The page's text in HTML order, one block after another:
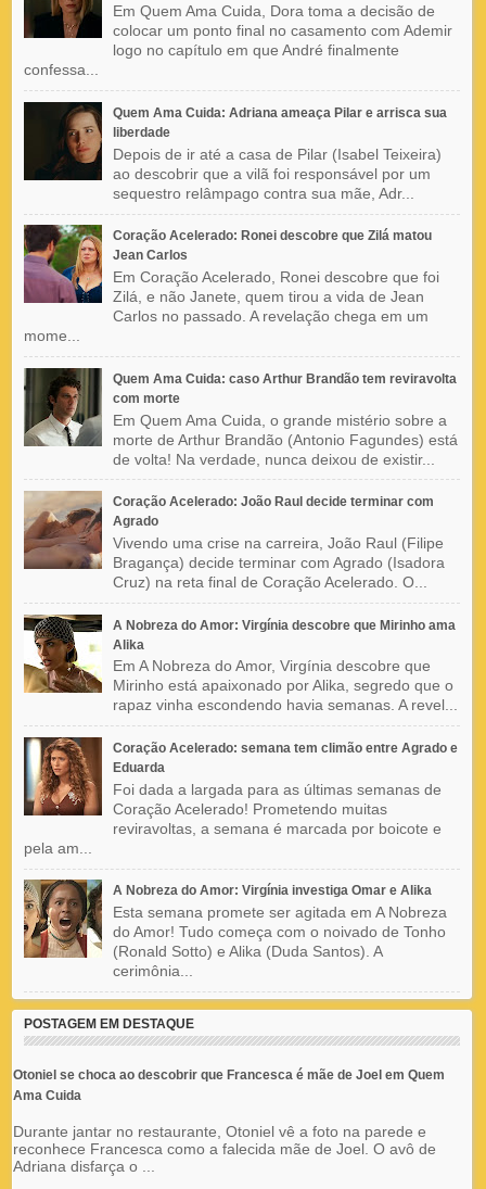
Em Quem Ama Cuida, Dora toma a decisão de
colocar um ponto final no casamento com Ademir
logo no capítulo em que André finalmente
confessa...
Quem Ama Cuida: Adriana ameaça Pilar e arrisca sua
liberdade
Depois de ir até a casa de Pilar (Isabel Teixeira)
ao descobrir que a vilã foi responsável por um
sequestro relâmpago contra sua mãe, Adr...
Coração Acelerado: Ronei descobre que Zilá matou
Jean Carlos
Em Coração Acelerado, Ronei descobre que foi
Zilá, e não Janete, quem tirou a vida de Jean
Carlos no passado. A revelação chega em um
mome...
Quem Ama Cuida: caso Arthur Brandão tem reviravolta
com morte
Em Quem Ama Cuida, o grande mistério sobre a
morte de Arthur Brandão (Antonio Fagundes) está
de volta! Na verdade, nunca deixou de existir...
Coração Acelerado: João Raul decide terminar com
Agrado
Vivendo uma crise na carreira, João Raul (Filipe
Bragança) decide terminar com Agrado (Isadora
Cruz) na reta final de Coração Acelerado. O...
A Nobreza do Amor: Virgínia descobre que Mirinho ama
Alika
Em A Nobreza do Amor, Virgínia descobre que
Mirinho está apaixonado por Alika, segredo que o
rapaz vinha escondendo havia semanas. A revel...
Coração Acelerado: semana tem climão entre Agrado e
Eduarda
Foi dada a largada para as últimas semanas de
Coração Acelerado! Prometendo muitas
reviravoltas, a semana é marcada por boicote e
pela am...
A Nobreza do Amor: Virgínia investiga Omar e Alika
Esta semana promete ser agitada em A Nobreza
do Amor! Tudo começa com o noivado de Tonho
(Ronald Sotto) e Alika (Duda Santos). A
cerimônia...
POSTAGEM EM DESTAQUE
Otoniel se choca ao descobrir que Francesca é mãe de Joel em Quem
Ama Cuida
Durante jantar no restaurante, Otoniel vê a foto na parede e
reconhece Francesca como a falecida mãe de Joel. O avô de
Adriana disfarça o ...